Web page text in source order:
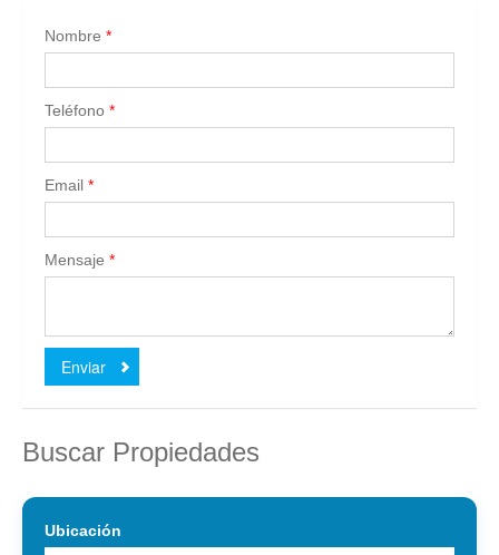
Nombre *
Teléfono *
Email *
Mensaje *
Enviar
Buscar Propiedades
Ubicación